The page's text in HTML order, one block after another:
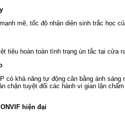
mẽ, tốc độ nhận diện sinh trắc học
tiêu hoàn toàn tình trạng ùn tắc tại cửa
có khả năng tự động cân bằng ánh
chặn tuyệt đối các hành vi gian lận
hiện đại